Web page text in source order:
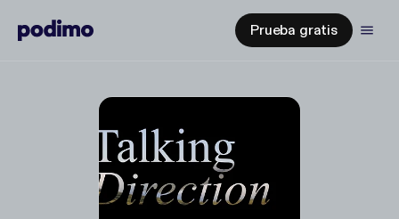
Prueba gratis